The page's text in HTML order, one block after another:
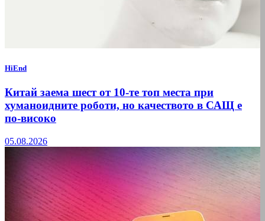
HiEnd
Китай заема шест от 10-те топ места при
хуманоидните роботи, но качеството в САЩ е
по-високо
05.08.2026